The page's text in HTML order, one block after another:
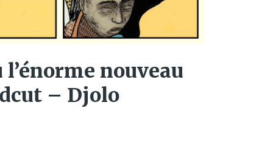
nouveau
– Djolo